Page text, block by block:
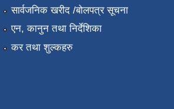
सार्वजनिक खरीद /बोलपत्र सूचना
एन, कानुन तथा निर्देशिका
कर तथा शुल्कहरु